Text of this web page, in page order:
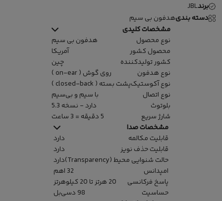
برندJBL
دسته بندیهدفون بی سیم
مشخصات کلیدی
نوع محصول
هدفون بی سیم
محصول کشور
آمریکا
کشور تولیدکننده
چین
نوع هدفون
روی گوش ( on-ear )
نوع آکوستیکپشت بسته ( closed-back )
نوع اتصال
با سیم و بی‌سیم
بلوتوث
دارد - نسخه 5.3
شارژ سریع
5 دقیقه = 3 ساعت
مشخصات صدا
قابلیت مکالمه
دارد
قابلیت حذف نویز
دارد
حالت شنوایی محیط (Transparency)
دارد
امپدانس
32 اهم
پاسخ فرکانسی
20 هرتز تا 20 کیلوهرتز
حساسیت
98 دسی‌بل